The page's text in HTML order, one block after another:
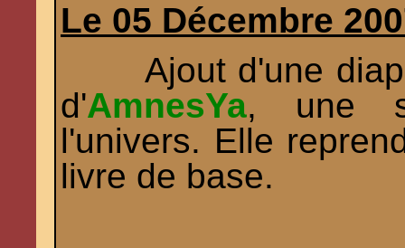
Le 05 Décembre
Ajout d'une
d'AmnesYa, une
l'univers. Elle
livre de base.